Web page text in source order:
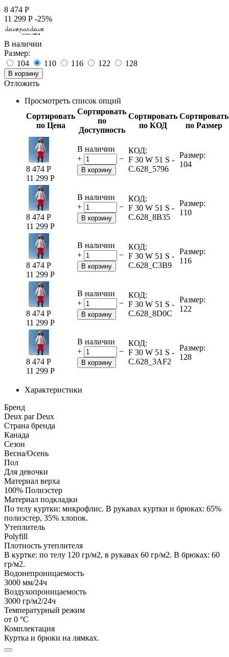
8 474 Р
11 299 Р -25%
В наличии
Размер:
104
110 116 122 128
В корзину
Отложить
Просмотреть список опций
Сортировать
по Цена
Сортировать
по
Доступность
Сортировать
по КОД
Сортировать
по Размер
8 474 Р
11 299 Р
В наличии
+
−
В корзину
КОД:
F 30 W 51 S -
C.628_5796
Размер:
104
8 474 Р
11 299 Р
В наличии
+
−
В корзину
КОД:
F 30 W 51 S -
C.628_8B35
Размер:
110
8 474 Р
11 299 Р
В наличии
+
−
В корзину
КОД:
F 30 W 51 S -
C.628_C3B9
Размер:
116
8 474 Р
11 299 Р
В наличии
+
−
В корзину
КОД:
F 30 W 51 S -
C.628_8D0C
Размер:
122
8 474 Р
11 299 Р
В наличии
+
−
В корзину
КОД:
F 30 W 51 S -
C.628_3AF2
Размер:
128
Характеристики
Бренд
Deux par Deux
Страна бренда
Канада
Сезон
Весна/Осень
Пол
Для девочки
Материал верха
100% Полиэстер
Материал подкладки
По телу куртки: микрофлис. В рукавах куртки и брюках: 65%
полиэстер, 35% хлопок.
Утеплитель
Polyfill
Плотность утеплителя
В куртке: по телу 120 гр/м2, в рукавах 60 гр/м2. В брюках: 60
гр/м2.
Водонепроницаемость
3000 мм/24ч
Воздухопроницаемость
3000 гр/м2/24ч
Температурный режим
от 0 °C
Комплектация
Куртка и брюки на лямках.